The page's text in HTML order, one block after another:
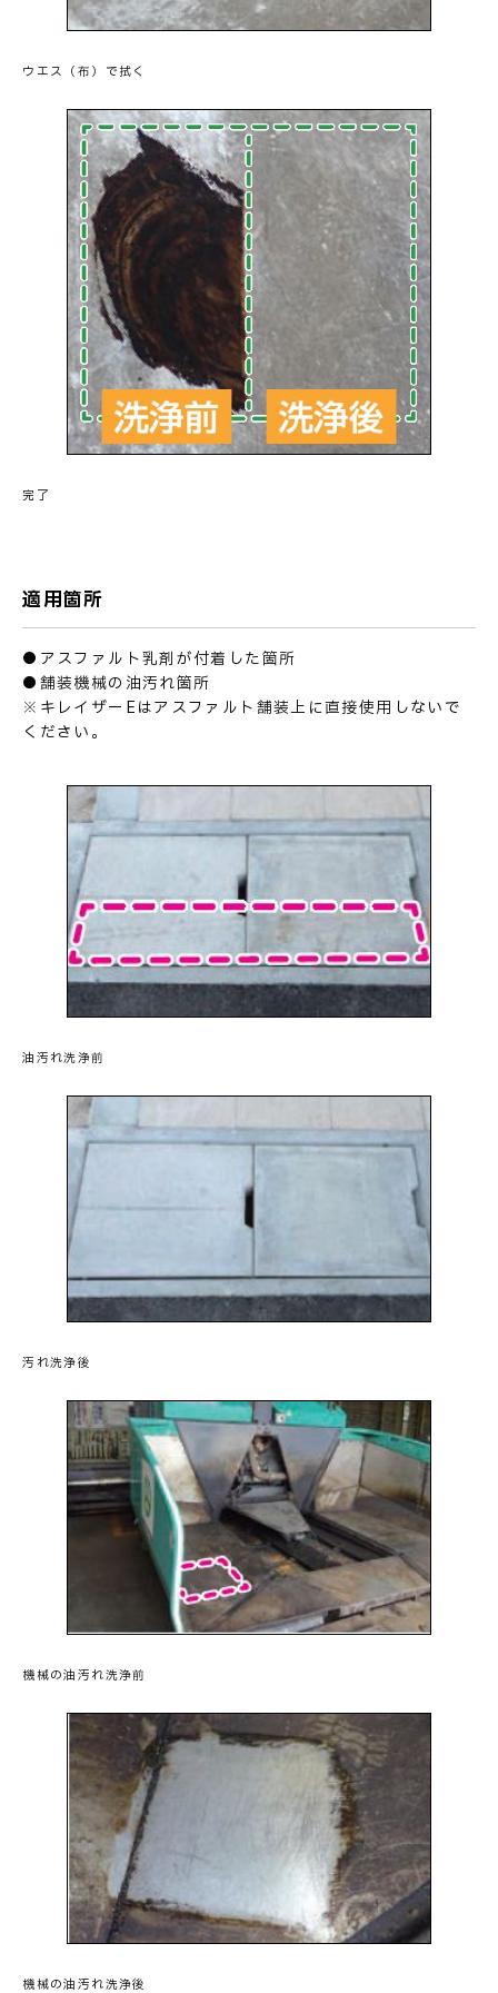
ウエス（布）で拭く
完了
適用箇所
●アスファルト乳剤が付着した箇所
●舗装機械の油汚れ箇所
※キレイザーEはアスファルト舗装上に直接使用しないで
ください。
油汚れ洗浄前
汚れ洗浄後
機械の油汚れ洗浄前
機械の油汚れ洗浄後